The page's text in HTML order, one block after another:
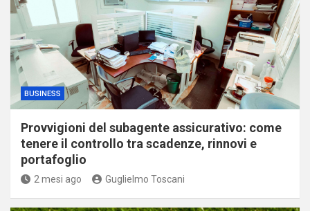
BUSINESS
Provvigioni del subagente assicurativo: come
tenere il controllo tra scadenze, rinnovi e
portafoglio
2 mesi ago Guglielmo Toscani